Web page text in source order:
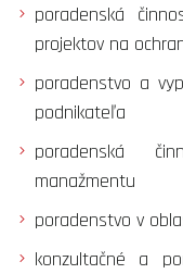
poradenská
projektov na
poradenstvo a
podnikateľa
poradenská
manažmentu
poradenstvo v
konzultačné a